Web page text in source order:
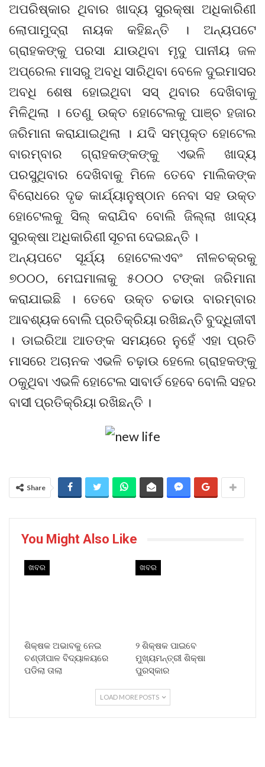
ଅପରିଷ୍କାର ଥିବାର ଖାଦ୍ୟ ସୁରକ୍ଷା ଅଧିକାରିଣୀ
ଲୋପାମୁଦ୍ରା ନାୟକ କହିଛନ୍ତି । ଅନ୍ୟପଟେ
ଗ୍ରାହକଙ୍କୁ ପରସା ଯାଉଥିବା ମୃଦୁ ପାନୀୟ ଜଳ
ଅପ୍ରେଲ ମାସରୁ ଅବଧି ସାରିଥିବା ବେଳେ ଦୁଇମାସର
ଅବଧି ଶେଷ ହୋଇଥିବା ସସ୍ ଥିବାର ଦେଖିବାକୁ
ମିଳିଥିଲା । ତେଣୁ ଉକ୍ତ ହୋଟେଲକୁ ପାଞ୍ଚ ହଜାର
ଜରିମାନା କରାଯାଇଥିଲା । ଯଦି ସମ୍ପୃକ୍ତ ହୋଟେଲ
ବାରମ୍ବାର ଗ୍ରାହକଙ୍କଙ୍କୁ ଏଭଳି ଖାଦ୍ୟ
ପରସୁଥିବାର ଦେଖିବାକୁ ମିଳେ ତେବେ ମାଲିକଙ୍କ
ବିରୋଧରେ ଦୃଢ କାର୍ଯ୍ୟାନୁଷ୍ଠାନ ନେବା ସହ ଉକ୍ତ
ହୋଟେଲକୁ ସିଲ୍ କରାଯିବ ବୋଲି ଜିଲ୍ଲା ଖାଦ୍ୟ
ସୁରକ୍ଷା ଅଧିକାରିଣୀ ସୂଚନା ଦେଇଛନ୍ତି ।
ଅନ୍ୟପଟେ ସୂର୍ଯ୍ୟ ହୋଟେଲଏବଂ ନୀଳଚକ୍ରକୁ
୭୦୦୦, ମେଘମାଳାକୁ ୫୦୦୦ ଟଙ୍କା ଜରିମାନା
କରାଯାଇଛି । ତେବେ ଉକ୍ତ ଚଢାଉ ବାରମ୍ବାର
ଆବଶ୍ୟକ ବୋଲି ପ୍ରତିକ୍ରିୟା ରଖିଛନ୍ତି ବୁଦ୍ଧିଜୀବୀ
। ଡାଇରିଆ ଆତଙ୍କ ସମୟରେ ନୁହେଁ ଏହା ପ୍ରତି
ମାସରେ ଅଚାନକ ଏଭଳି ଚଢ଼ାଉ ହେଲେ ଗ୍ରାହକଙ୍କୁ
ଠକୁଥିବା ଏଭଳି ହୋଟେଲ ସାବାର୍ଡ ହେବେ ବୋଲି ସହର
ବାସୀ ପ୍ରତିକ୍ରିୟା ରଖିଛନ୍ତି ।
Share
You Might Also Like
ଖବର
ଶିକ୍ଷକ ଅଭାବକୁ ନେଇ
ଚଣ୍ଡୀପାଳ ବିଦ୍ୟାଳୟରେ
ପଡିଲା ତାଲା
ଖବର
୨ ଶିକ୍ଷକ ପାଇବେ
ମୁଖ୍ୟମନ୍ତ୍ରୀ ଶିକ୍ଷା
ପୁରସ୍କାର
LOAD MORE POSTS